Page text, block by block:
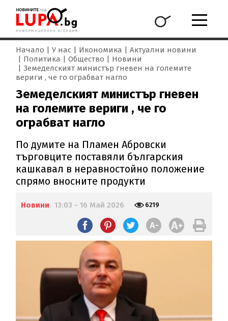
Начало У нас Икономика
Актуални новини
Политика
Общество
Новини
Земеделският министър гневен на големите
вериги , че го ограбват нагло
Земеделският министър гневен
на големите вериги , че го
ограбват нагло
По думите на Пламен Абровски
търговците поставяли българския
кашкавал в неравностойно положение
спрямо вносните продукти
Новини 13:03 - 16 Май 2026 6219